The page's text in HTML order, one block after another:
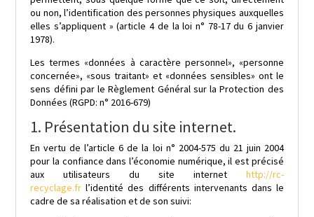
ou non, l’identification des personnes physiques auxquelles
elles s’appliquent » (article 4 de la loi n° 78-17 du 6 janvier
1978).
Les termes «données à caractère personnel», «personne
concernée», «sous traitant» et «données sensibles» ont le
sens défini par le Règlement Général sur la Protection des
Données (RGPD: n° 2016-679)
1. Présentation du site internet.
En vertu de l’article 6 de la loi n° 2004-575 du 21 juin 2004
pour la confiance dans l’économie numérique, il est précisé
aux utilisateurs du site internet
http://rc-
recyclage.fr l’identité des différents intervenants dans le
cadre de sa réalisation et de son suivi: